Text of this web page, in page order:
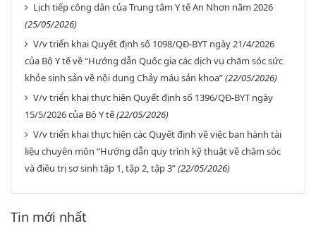
Lịch tiếp công dân của Trung tâm Y tế An Nhơn năm 2026
(25/05/2026)
V/v triển khai Quyết định số 1098/QĐ-BYT ngày 21/4/2026
của Bộ Y tế về “Hướng dẫn Quốc gia các dịch vụ chăm sóc sức
khỏe sinh sản về nội dung Chảy máu sản khoa”(22/05/2026)
V/v triển khai thực hiện Quyết định số 1396/QĐ-BYT ngày
15/5/2026 của Bộ Y tế(22/05/2026)
V/v triển khai thực hiện các Quyết định về việc ban hành tài
liệu chuyên môn “Hướng dẫn quy trình kỹ thuật về chăm sóc
và điều trị sơ sinh tập 1, tập 2, tập 3”(22/05/2026)
Tin mới nhất